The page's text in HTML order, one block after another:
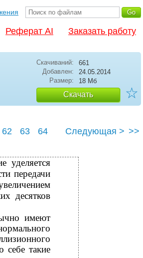
Реферат AI Заказать работу
Скачиваний:
661
Добавлен:
24.05.2014
Размер:
18 Мб
Скачать ☆
62 63
64
Следующая > >>
уделяется
передачи
десятков
имеют
себе такие